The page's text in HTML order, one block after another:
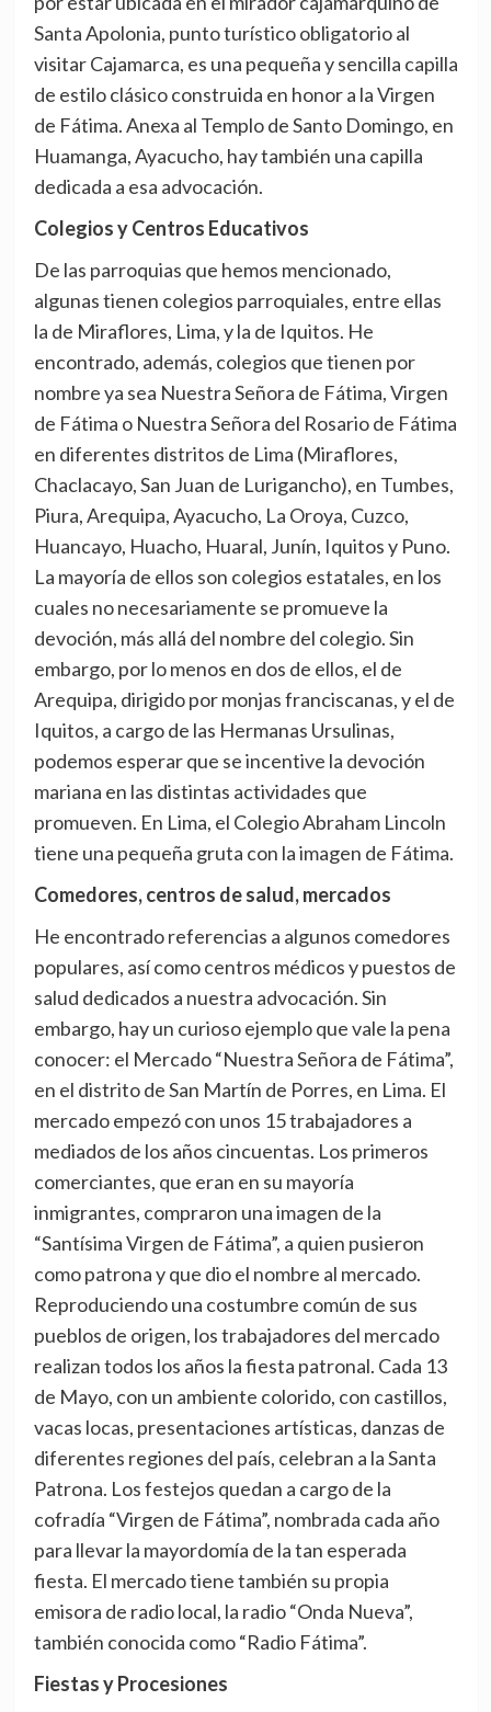
Santa Apolonia, punto turístico obligatorio al
visitar Cajamarca, es una pequeña y sencilla capilla
de estilo clásico construida en honor a la Virgen
de Fátima. Anexa al Templo de Santo Domingo, en
Huamanga, Ayacucho, hay también una capilla
dedicada a esa advocación.
Colegios y Centros Educativos
De las parroquias que hemos mencionado,
algunas tienen colegios parroquiales, entre ellas
la de Miraflores, Lima, y la de Iquitos. He
encontrado, además, colegios que tienen por
nombre ya sea Nuestra Señora de Fátima, Virgen
de Fátima o Nuestra Señora del Rosario de Fátima
en diferentes distritos de Lima (Miraflores,
Chaclacayo, San Juan de Lurigancho), en Tumbes,
Piura, Arequipa, Ayacucho, La Oroya, Cuzco,
Huancayo, Huacho, Huaral, Junín, Iquitos y Puno.
La mayoría de ellos son colegios estatales, en los
cuales no necesariamente se promueve la
devoción, más allá del nombre del colegio. Sin
embargo, por lo menos en dos de ellos, el de
Arequipa, dirigido por monjas franciscanas, y el de
Iquitos, a cargo de las Hermanas Ursulinas,
podemos esperar que se incentive la devoción
mariana en las distintas actividades que
promueven. En Lima, el Colegio Abraham Lincoln
tiene una pequeña gruta con la imagen de Fátima.
Comedores, centros de salud, mercados
He encontrado referencias a algunos comedores
populares, así como centros médicos y puestos de
salud dedicados a nuestra advocación. Sin
embargo, hay un curioso ejemplo que vale la pena
conocer: el Mercado “Nuestra Señora de Fátima”,
en el distrito de San Martín de Porres, en Lima. El
mercado empezó con unos 15 trabajadores a
mediados de los años cincuentas. Los primeros
comerciantes, que eran en su mayoría
inmigrantes, compraron una imagen de la
“Santísima Virgen de Fátima”, a quien pusieron
como patrona y que dio el nombre al mercado.
Reproduciendo una costumbre común de sus
pueblos de origen, los trabajadores del mercado
realizan todos los años la fiesta patronal. Cada 13
de Mayo, con un ambiente colorido, con castillos,
vacas locas, presentaciones artísticas, danzas de
diferentes regiones del país, celebran a la Santa
Patrona. Los festejos quedan a cargo de la
cofradía “Virgen de Fátima”, nombrada cada año
para llevar la mayordomía de la tan esperada
fiesta. El mercado tiene también su propia
emisora de radio local, la radio “Onda Nueva”,
también conocida como “Radio Fátima”.
Fiestas y Procesiones